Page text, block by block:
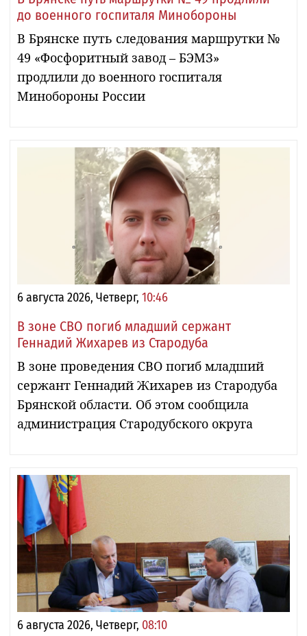
до военного госпиталя Минобороны
В Брянске путь следования маршрутки №
49 «Фосфоритный завод – БЭМЗ»
продлили до военного госпиталя
Минобороны России
6 августа 2026, Четверг, 10:46
В зоне СВО погиб младший сержант
Геннадий Жихарев из Стародуба
В зоне проведения СВО погиб младший
сержант Геннадий Жихарев из Стародуба
Брянской области. Об этом сообщила
администрация Стародубского округа
6 августа 2026, Четверг, 08:10